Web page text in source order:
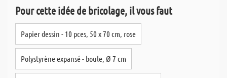
Pour cette idée de bricolage, il vous faut
Papier dessin - 10 pces, 50 x 70 cm, rose
Polystyrène expansé - boule, Ø 7 cm